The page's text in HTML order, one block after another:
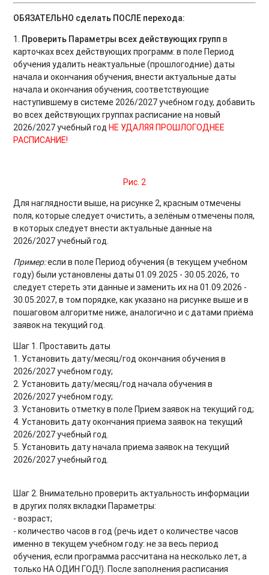
ОБЯЗАТЕЛЬНО сделать ПОСЛЕ перехода:
1. Проверить Параметры всех действующих группв
карточках всех действующих программ: в поле Период
обучения удалить неактуальные (прошлогодние) даты
начала и окончания обучения, внести актуальные даты
начала и окончания обучения, соответствующие
наступившему в системе 2026/2027 учебном году, добавить
во всех действующих группах расписание на новый
2026/2027 учебный годНЕ УДАЛЯЯ ПРОШЛОГОДНЕЕ
РАСПИСАНИЕ!
Рис. 2
Для наглядности выше, на рисунке 2, красным отмечены
поля, которые следует очистить, а зелёным отмечены поля,
в которых следует внести актуальные данные на
2026/2027 учебный год.
Пример:если в поле Период обучения (в текущем учебном
году) были установлены даты 01.09.2025 - 30.05.2026, то
следует стереть эти данные и заменить их на 01.09.2026 -
30.05.2027, в том порядке, как указано на рисунке выше и в
пошаговом алгоритме ниже, аналогично и с датами приёма
заявок на текущий год.
Шаг 1. Проставить даты
1. Установить дату/месяц/год окончания обучения в
2026/2027 учебном году;
2. Установить дату/месяц/год начала обучения в
2026/2027 учебном году;
3. Установить отметку в поле Прием заявок на текущий год;
4. Установить дату окончания приема заявок на текущий
2026/2027 учебный год.
5. Установить дату начала приема заявок на текущий
2026/2027 учебный год.
Шаг 2. Внимательно проверить актуальность информации
в других полях вкладки Параметры:
- возраст;
- количество часов в год (речь идет о количестве часов
именно в текущем учебном году: не за весь период
обучения, если программа рассчитана на несколько лет, а
только НА ОДИН ГОД!). После заполнения расписания